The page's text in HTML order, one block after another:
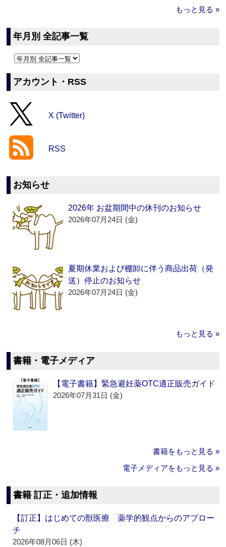
もっと見る »
年月別 全記事一覧
アカウント・RSS
X (Twitter)
RSS
お知らせ
2026年 お盆期間中の休刊のお知らせ
2026年07月24日 (金)
夏期休業および棚卸に伴う商品出荷（発
送）停止のお知らせ
2026年07月24日 (金)
もっと見る »
書籍・電子メディア
【電子書籍】緊急避妊薬OTC適正販売ガイド
2026年07月31日 (金)
書籍をもっと見る »
電子メディアをもっと見る »
書籍 訂正・追加情報
【訂正】はじめての獣医療 薬学的観点からのアプロー
チ
2026年08月06日 (木)